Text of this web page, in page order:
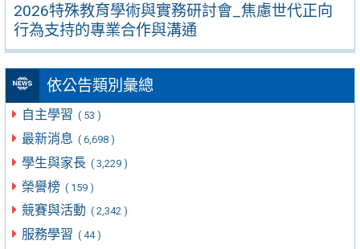
2026特殊教育學術與實務研討會_焦慮世代正向
行為支持的專業合作與溝通
依公告類別彙總
自主學習 ( 53 )
最新消息 ( 6,698 )
學生與家長 ( 3,229 )
榮譽榜 ( 159 )
競賽與活動 ( 2,342 )
服務學習 ( 44 )